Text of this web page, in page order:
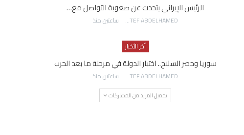
الرئيس الإيراني يتحدث عن صعوبة التواصل مع…
AWATEF ABDELHAMED ساعتين منذ
أخر الأخبار
سوريا وحصر السلاح.. اختبار الدولة في مرحلة ما بعد الحرب
AWATEF ABDELHAMED ساعتين منذ
تحميل المزيد من المشاركات